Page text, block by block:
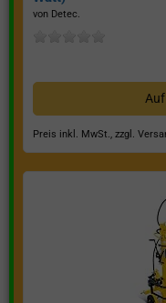
von Detec.
Preis inkl. MwSt., zzgl.